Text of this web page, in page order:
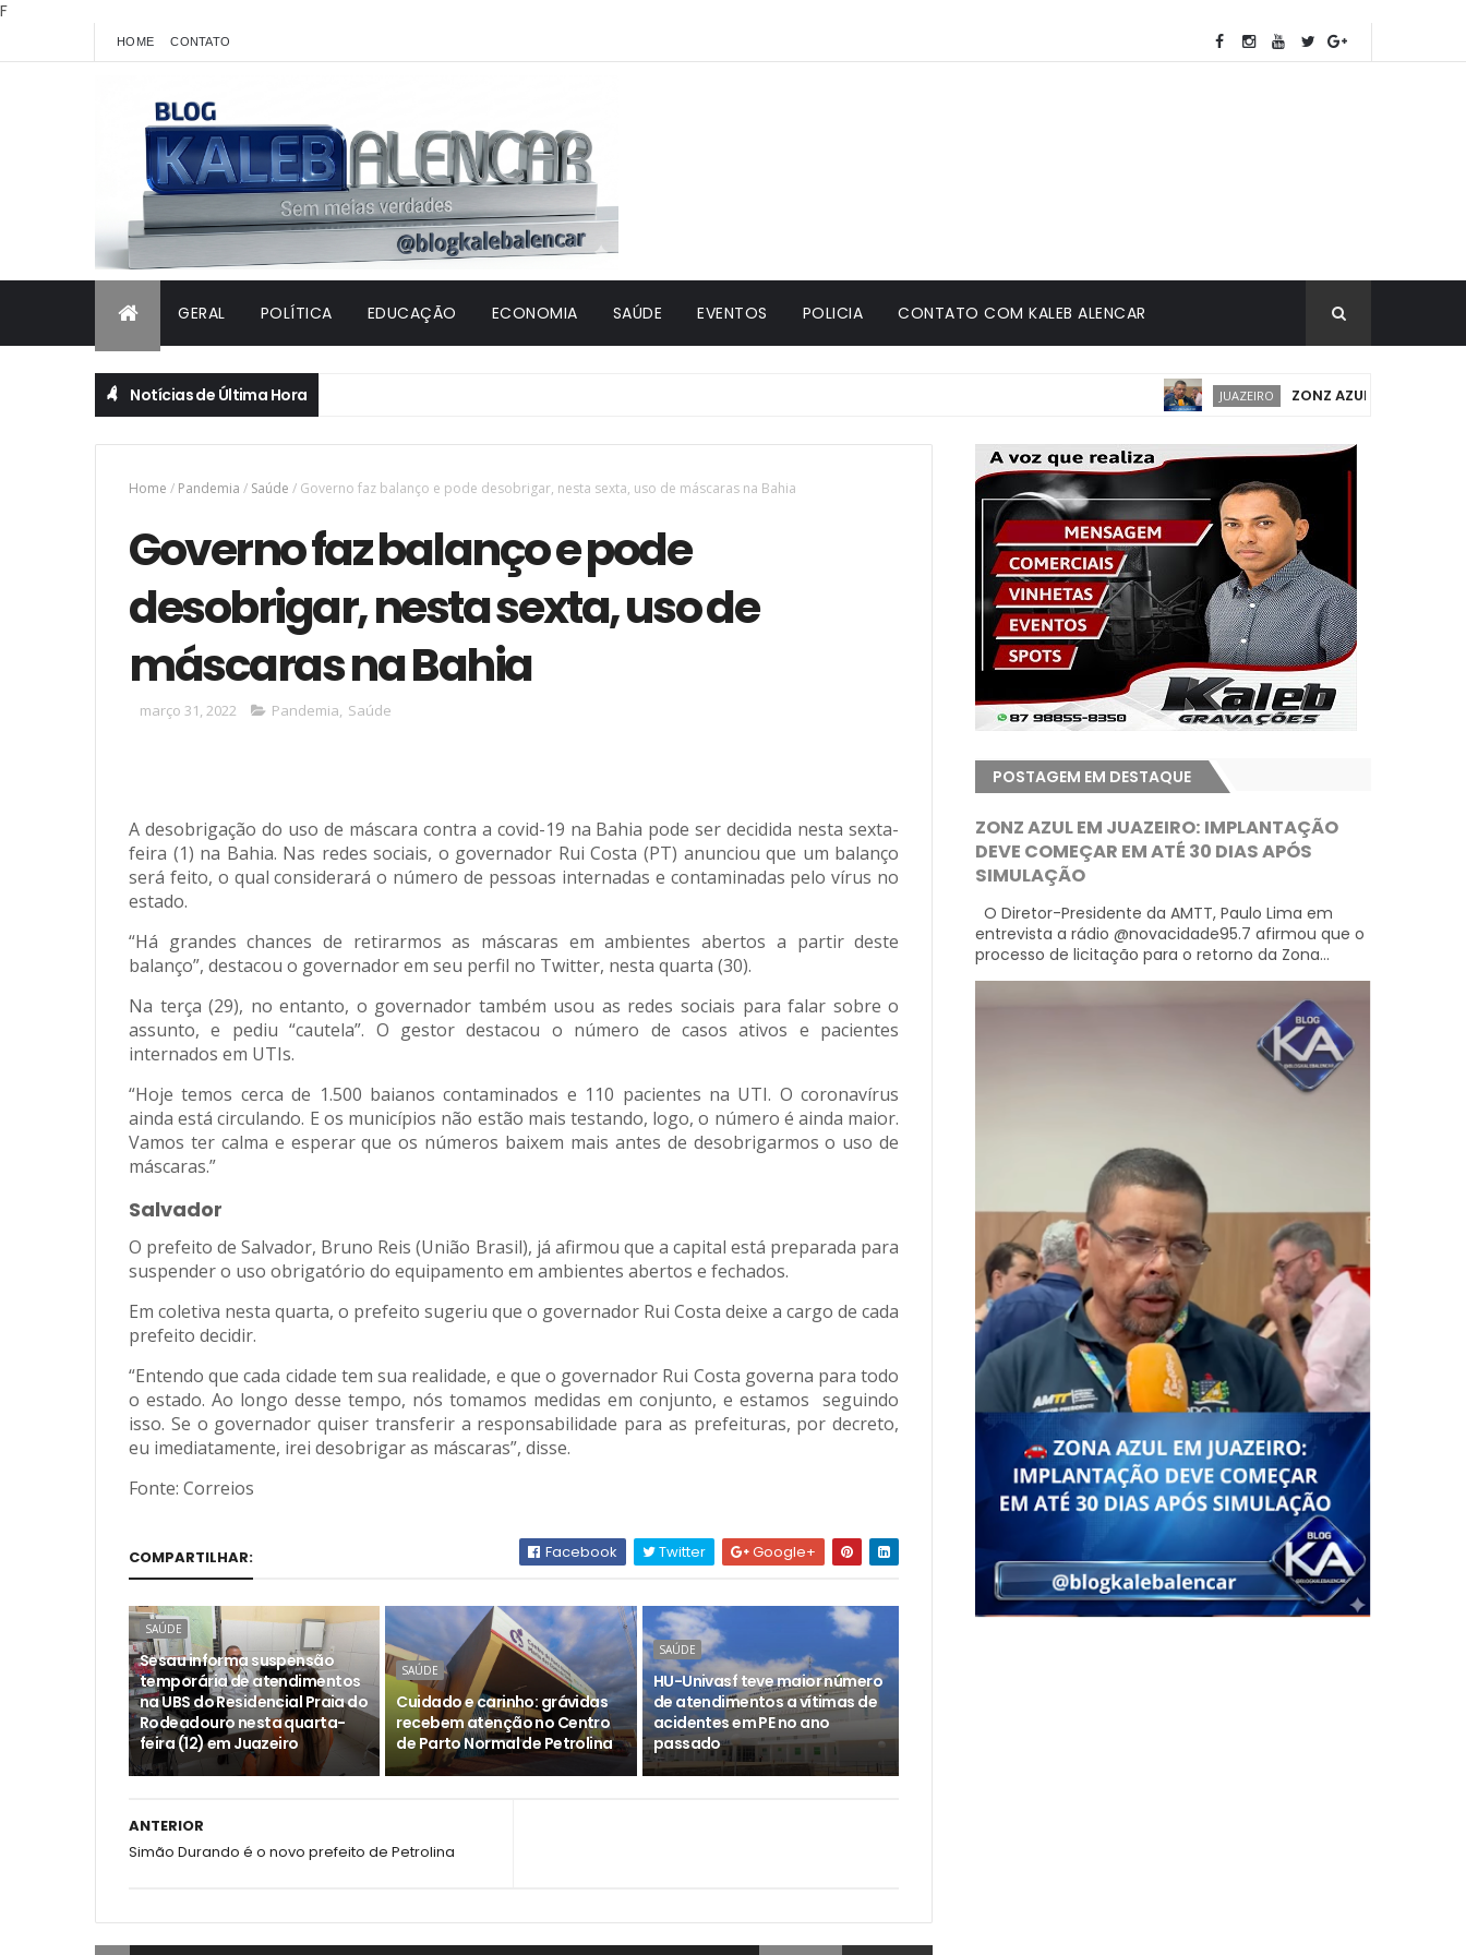
F
HOME CONTATO
GERAL POLÍTICA EDUCAÇÃO ECONOMIA SAÚDE EVENTOS POLICIA CONTATO COM KALEB ALENCAR
Notícias de Última Hora JUAZEIRO ZONZ AZUL EM JUAZEIRO:
Home / Pandemia / Saúde / Governo faz balanço e pode desobrigar, nesta sexta, uso de máscaras na Bahia
Governo faz balanço e pode
desobrigar, nesta sexta, uso de
máscaras na Bahia
março 31, 2022 Pandemia, Saúde
A desobrigação do uso de máscara contra a covid-19 na Bahia pode ser decidida nesta sexta-
feira (1) na Bahia. Nas redes sociais, o governador Rui Costa (PT) anunciou que um balanço
será feito, o qual considerará o número de pessoas internadas e contaminadas pelo vírus no
estado.
“Há grandes chances de retirarmos as máscaras em ambientes abertos a partir deste
balanço”, destacou o governador em seu perfil no Twitter, nesta quarta (30).
Na terça (29), no entanto, o governador também usou as redes sociais para falar sobre o
assunto, e pediu “cautela”. O gestor destacou o número de casos ativos e pacientes
internados em UTIs.
“Hoje temos cerca de 1.500 baianos contaminados e 110 pacientes na UTI. O coronavírus
ainda está circulando. E os municípios não estão mais testando, logo, o número é ainda maior.
Vamos ter calma e esperar que os números baixem mais antes de desobrigarmos o uso de
máscaras.”
Salvador
O prefeito de Salvador, Bruno Reis (União Brasil), já afirmou que a capital está preparada para
suspender o uso obrigatório do equipamento em ambientes abertos e fechados.
Em coletiva nesta quarta, o prefeito sugeriu que o governador Rui Costa deixe a cargo de cada
prefeito decidir.
“Entendo que cada cidade tem sua realidade, e que o governador Rui Costa governa para todo
o estado. Ao longo desse tempo, nós tomamos medidas em conjunto, e estamos seguindo
isso. Se o governador quiser transferir a responsabilidade para as prefeituras, por decreto,
eu imediatamente, irei desobrigar as máscaras”, disse.
Fonte: Correios
COMPARTILHAR: Facebook Twitter Google+
SAÚDE
Sesau informa suspensão
temporária de atendimentos
na UBS do Residencial Praia do
Rodeadouro nesta quarta-
feira (12) em Juazeiro
SAÚDE
Cuidado e carinho: grávidas
recebem atenção no Centro
de Parto Normal de Petrolina
SAÚDE
HU-Univasf teve maior número
de atendimentos a vítimas de
acidentes em PE no ano
passado
ANTERIOR
Simão Durando é o novo prefeito de Petrolina
POSTAGEM EM DESTAQUE
ZONZ AZUL EM JUAZEIRO: IMPLANTAÇÃO
DEVE COMEÇAR EM ATÉ 30 DIAS APÓS
SIMULAÇÃO
O Diretor-Presidente da AMTT, Paulo Lima em
entrevista a rádio @novacidade95.7 afirmou que o
processo de licitação para o retorno da Zona...